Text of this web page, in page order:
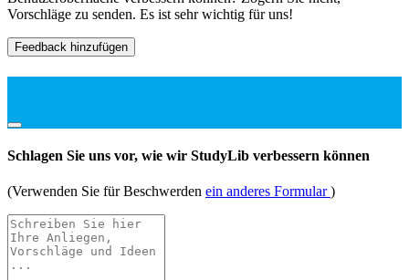
Vorschläge zu senden. Es ist sehr wichtig für uns!
Feedback hinzufügen
Schlagen Sie uns vor, wie wir StudyLib verbessern können
(Verwenden Sie für Beschwerden ein anderes Formular)